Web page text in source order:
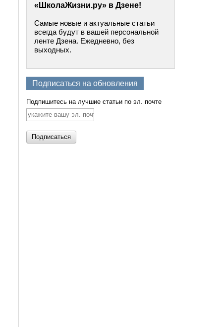
«ШколаЖизни.ру» в Дзене!
Самые новые и актуальные статьи
всегда будут в вашей персональной
ленте Дзена. Ежедневно, без
выходных.
Подписаться на обновления
Подпишитесь на лучшие статьи по эл. почте